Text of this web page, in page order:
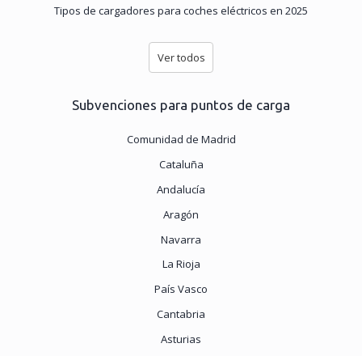
Tipos de cargadores para coches eléctricos en 2025
Ver todos
Subvenciones para puntos de carga
Comunidad de Madrid
Cataluña
Andalucía
Aragón
Navarra
La Rioja
País Vasco
Cantabria
Asturias